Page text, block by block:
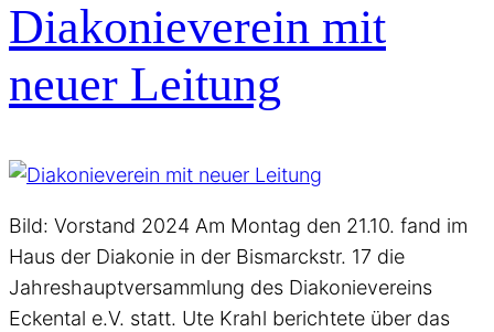
Diakonieverein mit
neuer Leitung
Bild: Vorstand 2024 Am Montag den 21.10. fand im
Haus der Diakonie in der Bismarckstr. 17 die
Jahreshauptversammlung des Diakonievereins
Eckental e.V. statt. Ute Krahl berichtete über das